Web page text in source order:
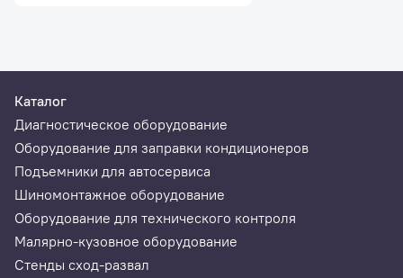
Каталог
Диагностическое оборудование
Оборудование для заправки кондиционеров
Подъемники для автосервиса
Шиномонтажное оборудование
Оборудование для технического контроля
Малярно-кузовное оборудование
Стенды сход-развал